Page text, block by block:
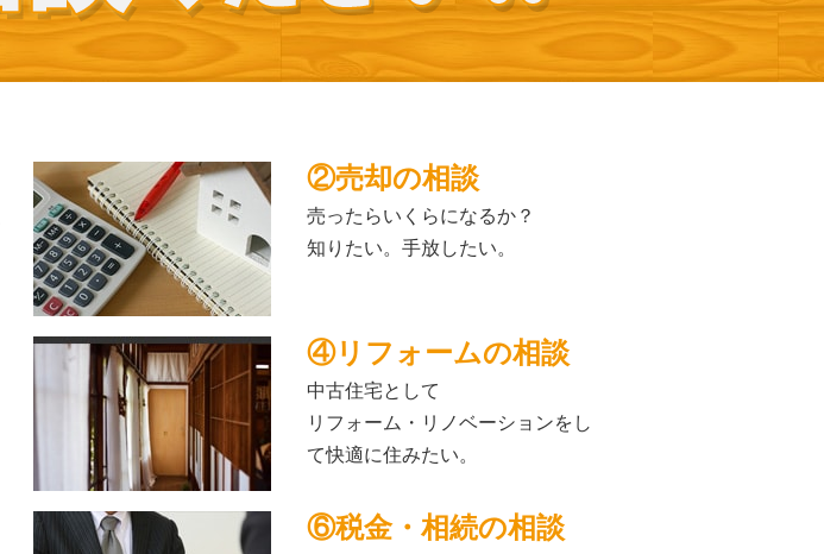
②売却の相談
売ったらいくらになるか？
知りたい。手放したい。
④リフォームの相談
中古住宅として
リフォーム・リノベーションをし
て快適に住みたい。
⑥税金・相続の相談